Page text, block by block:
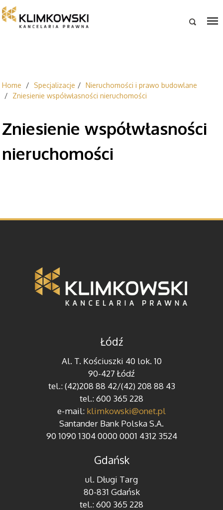

Home Specjalizacje
Nieruchomości i prawo budowlane
Zniesienie współwłasności nieruchomości
Zniesienie współwłasności
nieruchomości
Łódź
Al. T. Kościuszki 40 lok. 10
90-427 Łódź
tel.: (42)208 88 42/(42) 208 88 43
tel.: 600 365 228
e-mail: klimkowski@onet.pl
Santander Bank Polska S.A.
90 1090 1304 0000 0001 4312 3524
Gdańsk
ul. Długi Targ
80-831 Gdańsk
tel.: 600 365 228